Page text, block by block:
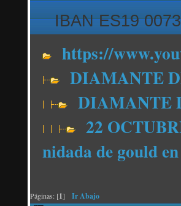
IBAN ES19
https://
DIAMANTE
DIAMANTE
22
nidada de gould
Páginas: [1] Ir Abajo